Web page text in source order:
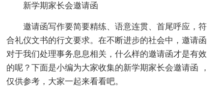
新学期家长会邀请函
邀请函写作要简要精练、语意连贯、首尾呼应，符
合礼仪文书的行文要求。在不断进步的社会中，邀请函
对于我们处理事务息息相关，什么样的邀请函才是有效
的呢？下面是小编为大家收集的新学期家长会邀请函 ，
仅供参考，大家一起来看看吧。